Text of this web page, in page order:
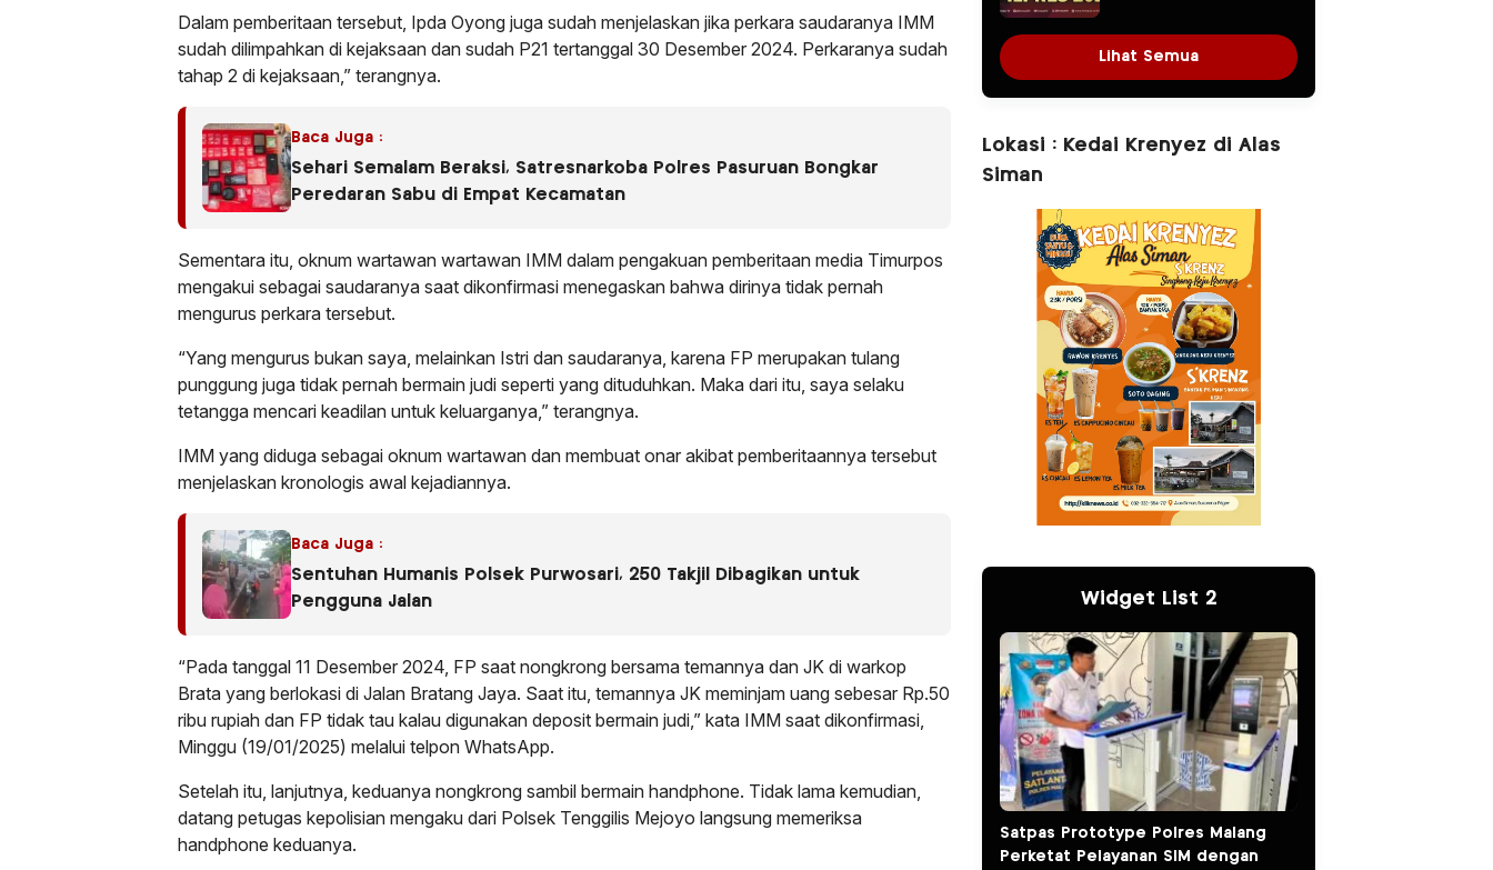
Dalam pemberitaan tersebut, Ipda Oyong juga sudah menjelaskan jika perkara saudaranya IMM
sudah dilimpahkan di kejaksaan dan sudah P21 tertanggal 30 Desember 2024. Perkaranya sudah
tahap 2 di kejaksaan,” terangnya.
Baca Juga :
Sehari Semalam Beraksi, Satresnarkoba Polres Pasuruan Bongkar
Peredaran Sabu di Empat Kecamatan
Sementara itu, oknum wartawan wartawan IMM dalam pengakuan pemberitaan media Timurpos
mengakui sebagai saudaranya saat dikonfirmasi menegaskan bahwa dirinya tidak pernah
mengurus perkara tersebut.
“Yang mengurus bukan saya, melainkan Istri dan saudaranya, karena FP merupakan tulang
punggung juga tidak pernah bermain judi seperti yang dituduhkan. Maka dari itu, saya selaku
tetangga mencari keadilan untuk keluarganya,” terangnya.
IMM yang diduga sebagai oknum wartawan dan membuat onar akibat pemberitaannya tersebut
menjelaskan kronologis awal kejadiannya.
Baca Juga :
Sentuhan Humanis Polsek Purwosari, 250 Takjil Dibagikan untuk
Pengguna Jalan
“Pada tanggal 11 Desember 2024, FP saat nongkrong bersama temannya dan JK di warkop
Brata yang berlokasi di Jalan Bratang Jaya. Saat itu, temannya JK meminjam uang sebesar Rp.50
ribu rupiah dan FP tidak tau kalau digunakan deposit bermain judi,” kata IMM saat dikonfirmasi,
Minggu (19/01/2025) melalui telpon WhatsApp.
Setelah itu, lanjutnya, keduanya nongkrong sambil bermain handphone. Tidak lama kemudian,
datang petugas kepolisian mengaku dari Polsek Tenggilis Mejoyo langsung memeriksa
handphone keduanya.
Lihat Semua
Lokasi : Kedai Krenyez di Alas
Siman
Widget List 2
Satpas Prototype Polres Malang
Perketat Pelayanan SIM dengan